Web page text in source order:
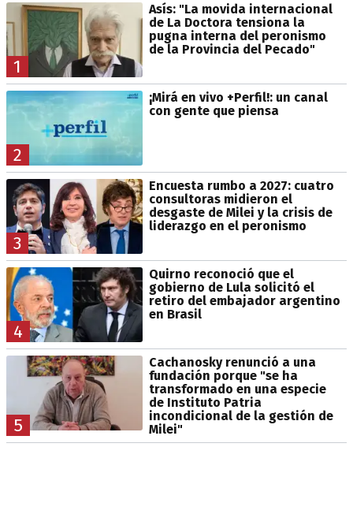
1
Asís: "La movida internacional
de La Doctora tensiona la
pugna interna del peronismo
de la Provincia del Pecado"
2
¡Mirá en vivo +Perfil!: un canal
con gente que piensa
3
Encuesta rumbo a 2027: cuatro
consultoras midieron el
desgaste de Milei y la crisis de
liderazgo en el peronismo
4
Quirno reconoció que el
gobierno de Lula solicitó el
retiro del embajador argentino
en Brasil
5
Cachanosky renunció a una
fundación porque "se ha
transformado en una especie
de Instituto Patria
incondicional de la gestión de
Milei"